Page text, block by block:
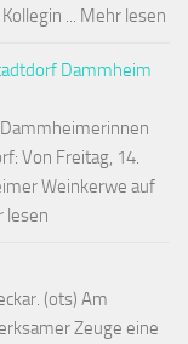
... Mehr lesen
Dammheim
Von Freitag, 14.
Weinkerwe auf
lesen
(ots) Am
Zeuge eine